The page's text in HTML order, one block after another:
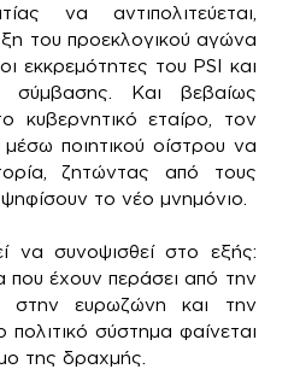
να αντιπολιτεύεται,
του προεκλογικού αγώνα
εκκρεμότητες του PSI και
σύμβασης. Και βεβαίως
κυβερνητικό εταίρο, τον
ποιητικού οίστρου να
ζητώντας από τους
το νέο μνημόνιο.
να συνοψισθεί στο εξής:
έχουν περάσει από την
στην ευρωζώνη και την
σύστημα φαίνεται
της δραχμής.